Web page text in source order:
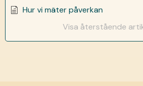
Hur vi mäter påverkan
Visa återstående